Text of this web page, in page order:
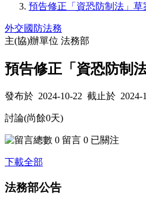
預告修正「資恐防制法」草
外交國防法務
主(協)辦單位 法務部
預告修正「資恐防制
發布於 2024-10-22 截止於 2024-
討論(尚餘0天)
0 留言 0 已關注
下載全部
法務部公告